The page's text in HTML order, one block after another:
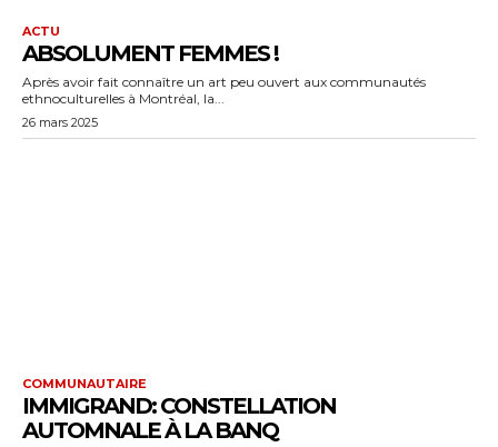
ACTU
ABSOLUMENT FEMMES !
Après avoir fait connaître un art peu ouvert aux communautés
ethnoculturelles à Montréal, la...
26 mars 2025
COMMUNAUTAIRE
IMMIGRAND: CONSTELLATION
AUTOMNALE À LA BANQ